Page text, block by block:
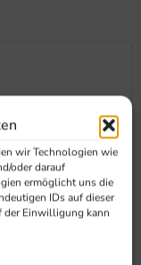
wir Technologien wie
oder darauf
ermöglicht uns die
IDs auf dieser
Einwilligung kann